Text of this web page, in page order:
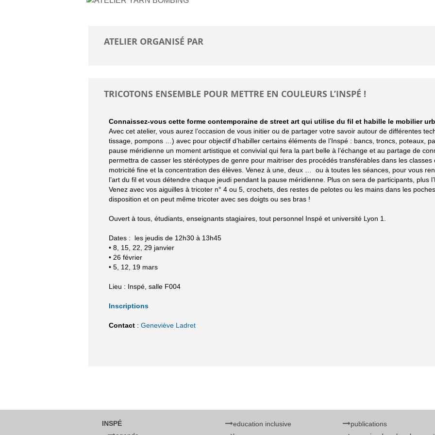
ATELIER ORGANISÉ PAR
TRICOTONS ENSEMBLE POUR METTRE EN COULEURS L’INSPÉ !
Connaissez-vous cette forme contemporaine de street art qui utilise du fil et habille le mobilier
Avec cet atelier, vous aurez l’occasion de vous initier ou de partager votre savoir autour de différentes
tissage, pompons …) avec pour objectif d’habiller certains éléments de l’Inspé : bancs, troncs, poteaux,
pause méridienne un moment artistique et convivial qui fera la part belle à l’échange et au partage de
permettra de casser les stéréotypes de genre pour maitriser des procédés transférables dans les
motricité fine et la concentration des élèves. Venez à une, deux … ou à toutes les séances, pour vous
l’art du fil et vous détendre chaque jeudi pendant la pause méridienne. Plus on sera de participants, plus
Venez avec vos aiguilles à tricoter n° 4 ou 5, crochets, des restes de pelotes ou les mains dans les
disposition et on peut même tricoter avec ses doigts ou ses bras !
Ouvert à tous, étudiants, enseignants stagiaires, tout personnel Inspé et université Lyon 1.
Dates : les jeudis de 12h30 à 13h45
• 8, 15, 22, 29 janvier
• 26 février
• 5, 12, 19 mars
Lieu : Inspé, salle F004
Inscriptions
Contact :Geneviève Ladret
INSPÉ
education inclusive
publications